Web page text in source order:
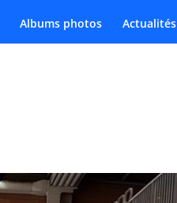
Albums photos Actualités